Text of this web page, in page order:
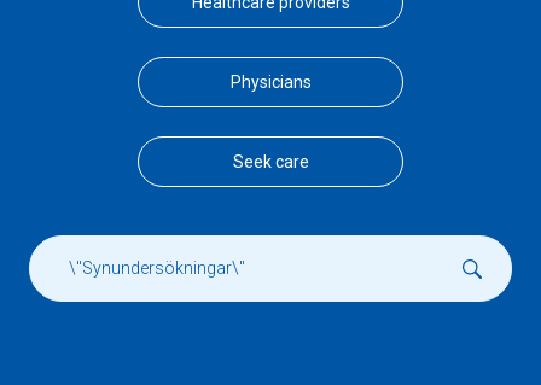
Physicians
Seek care